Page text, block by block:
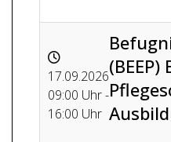
17.09.2026
09:00 Uhr -
16:00 Uhr